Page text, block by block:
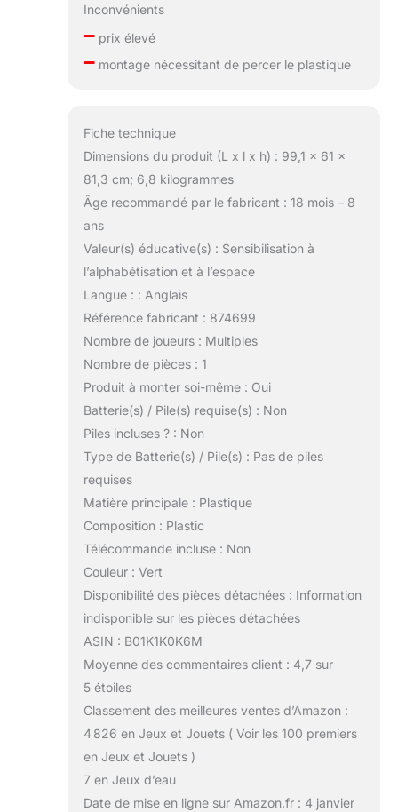
Inconvénients
–prix élevé
–montage nécessitant de percer le plastique
Fiche technique
Dimensions du produit (L x l x h) : 99,1 x 61 x
81,3 cm; 6,8 kilogrammes
Âge recommandé par le fabricant : 18 mois – 8
ans
Valeur(s) éducative(s) : Sensibilisation à
l’alphabétisation et à l’espace
Langue : : Anglais
Référence fabricant : 874699
Nombre de joueurs : Multiples
Nombre de pièces : 1
Produit à monter soi-même : Oui
Batterie(s) / Pile(s) requise(s) : Non
Piles incluses ? : Non
Type de Batterie(s) / Pile(s) : Pas de piles
requises
Matière principale : Plastique
Composition : Plastic
Télécommande incluse : Non
Couleur : Vert
Disponibilité des pièces détachées : Information
indisponible sur les pièces détachées
ASIN : B01K1K0K6M
Moyenne des commentaires client : 4,7 sur
5 étoiles
Classement des meilleures ventes d’Amazon :
4 826 en Jeux et Jouets ( Voir les 100 premiers
en Jeux et Jouets )
7 en Jeux d’eau
Date de mise en ligne sur Amazon.fr : 4 janvier